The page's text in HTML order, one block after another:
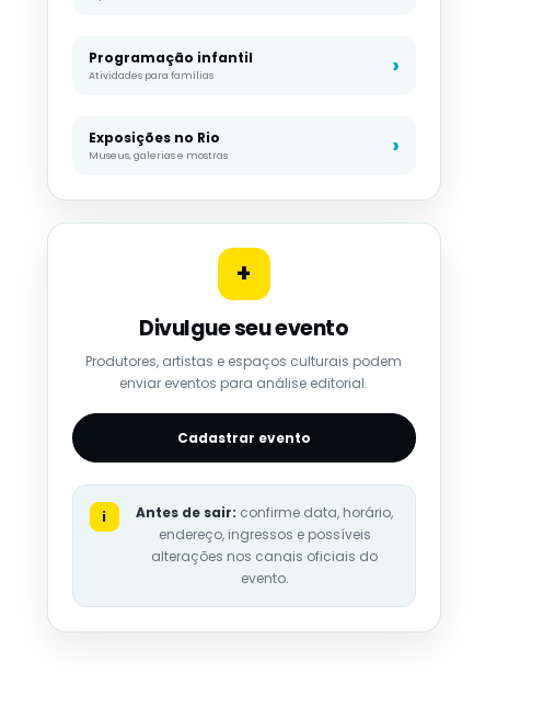
Programação infantil
Atividades para famílias
Exposições no Rio
Museus, galerias e mostras
+
Divulgue seu evento
Produtores, artistas e espaços culturais podem
enviar eventos para análise editorial.
Cadastrar evento
i Antes de sair: confirme data, horário,
endereço, ingressos e possíveis
alterações nos canais oficiais do
evento.